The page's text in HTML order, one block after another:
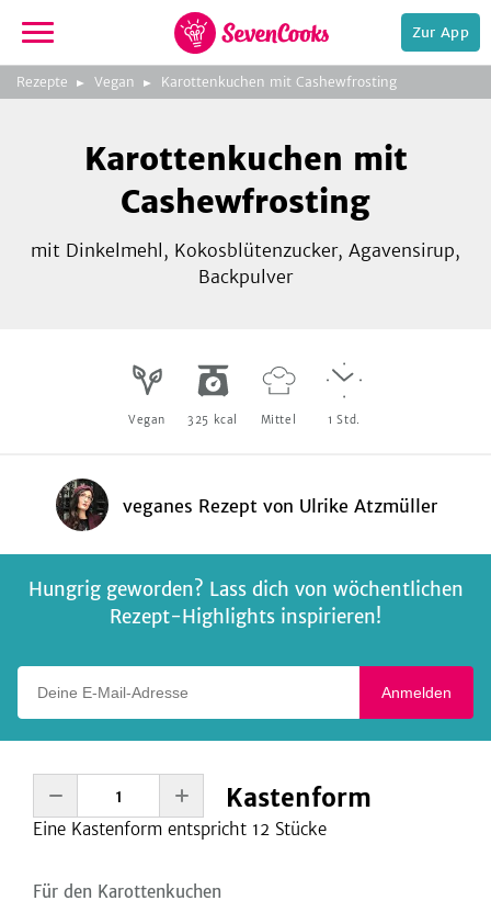
zur
Startseite
Zur App
Rezepte Vegan Karottenkuchen mit Cashewfrosting
Foto:Ulrike Atzmüller
Karottenkuchen mit
Cashewfrosting
mit Dinkelmehl, Kokosblütenzucker, Agavensirup,
Backpulver
Vegan 325 kcal Mittel 1 Std.
veganes Rezeptvon Ulrike Atzmüller
Hungrig geworden? Lass dich von wöchentlichen
Rezept-Highlights inspirieren!
Anmelden
Kastenform
Eine Kastenform entspricht 12 Stücke
Für den Karottenkuchen